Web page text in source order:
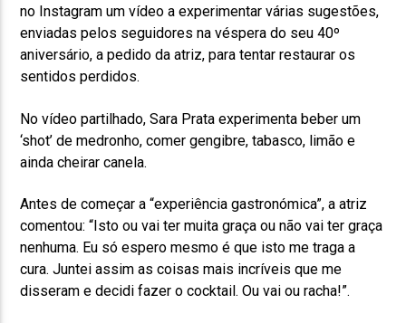
no Instagram um vídeo a experimentar várias sugestões,
enviadas pelos seguidores na véspera do seu 40º
aniversário, a pedido da atriz, para tentar restaurar os
sentidos perdidos.
No vídeo partilhado, Sara Prata experimenta beber um
‘shot’ de medronho, comer gengibre, tabasco, limão e
ainda cheirar canela.
Antes de começar a “experiência gastronómica”, a atriz
comentou: “Isto ou vai ter muita graça ou não vai ter graça
nenhuma. Eu só espero mesmo é que isto me traga a
cura. Juntei assim as coisas mais incríveis que me
disseram e decidi fazer o cocktail. Ou vai ou racha!”.